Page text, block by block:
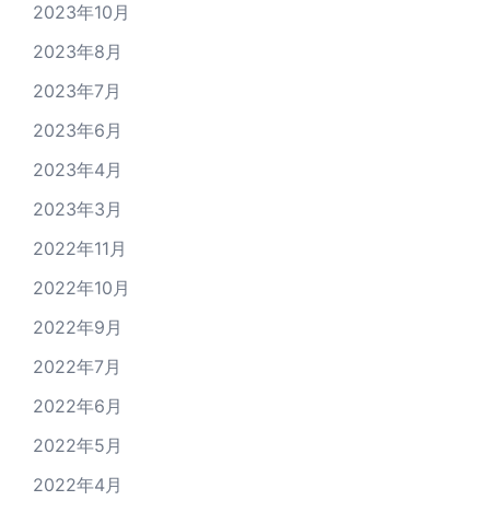
2023年10月
2023年8月
2023年7月
2023年6月
2023年4月
2023年3月
2022年11月
2022年10月
2022年9月
2022年7月
2022年6月
2022年5月
2022年4月